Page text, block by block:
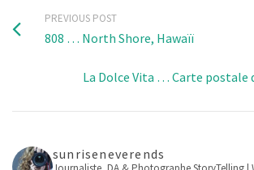
PREVIOUS POST
808 … North Shore, Hawaïï
La Dolce Vita … Carte postale
sunriseneverends